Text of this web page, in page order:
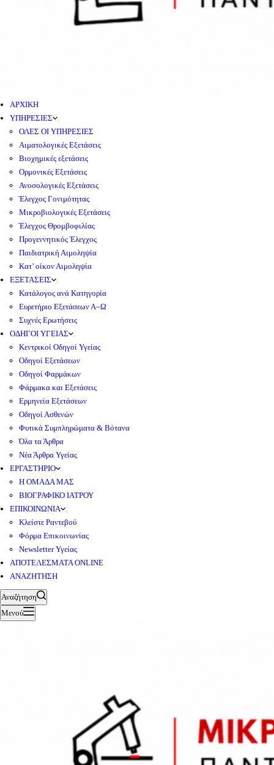
ΑΡΧΙΚΗ
ΥΠΗΡΕΣΙΕΣ
ΟΛΕΣ ΟΙ ΥΠΗΡΕΣΙΕΣ
Αιματολογικές Εξετάσεις
Βιοχημικές εξετάσεις
Ορμονικές Εξετάσεις
Ανοσολογικές Εξετάσεις
Έλεγχος Γονιμότητας
Μικροβιολογικές Εξετάσεις
Έλεγχος Θρομβοφιλίας
Προγεννητικός Έλεγχος
Παιδιατρική Αιμοληψία
Κατ’ οίκον Αιμοληψία
ΕΞΕΤΑΣΕΙΣ
Κατάλογος ανά Κατηγορία
Ευρετήριο Εξετάσεων Α–Ω
Συχνές Ερωτήσεις
ΟΔΗΓΟΙ ΥΓΕΙΑΣ
Κεντρικοί Οδηγοί Υγείας
Οδηγοί Εξετάσεων
Οδηγοί Φαρμάκων
Φάρμακα και Εξετάσεις
Ερμηνεία Εξετάσεων
Οδηγοί Ασθενών
Φυτικά Συμπληρώματα & Βότανα
Όλα τα Άρθρα
Νέα Άρθρα Υγείας
ΕΡΓΑΣΤΗΡΙΟ
Η ΟΜΑΔΑ ΜΑΣ
ΒΙΟΓΡΑΦΙΚΟ ΙΑΤΡΟΥ
ΕΠΙΚΟΙΝΩΝΙΑ
Κλείστε Ραντεβού
Φόρμα Επικοινωνίας
Newsletter Υγείας
ΑΠΟΤΕΛΕΣΜΑΤΑ ONLINE
ΑΝΑΖΗΤΗΣΗ
Αναζήτηση
Μενού